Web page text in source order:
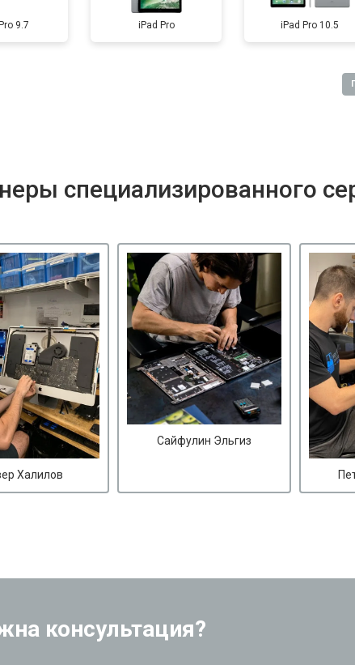
9.7 iPad Pro iPad Pro 10.5
специализированного
Халилов
Сайфулин Эльгиз
консультация?